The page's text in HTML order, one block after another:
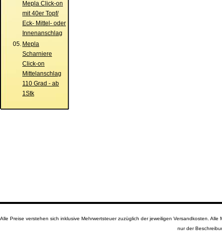
Mepla Click-on
mit 40er Topf/
Eck- Mittel- oder
Innenanschlag
05. Mepla
Scharniere
Click-on
Mittelanschlag
110 Grad - ab
1Stk
Alle Preise verstehen sich inklusive Mehrwertsteuer zuzüglich der jeweiligen Versandkosten.
nur der